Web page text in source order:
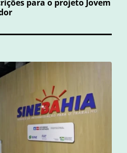
para o projeto Jovem